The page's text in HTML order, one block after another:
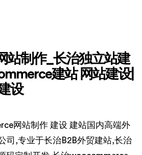
站制作_长治独立站建
建站 网站建设|
设
网站制作 建设 建站国内高端外
司,专业于长治B2B外贸建站,长治